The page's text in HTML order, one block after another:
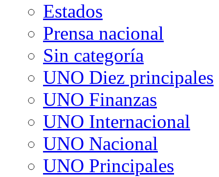
Estados
Prensa nacional
Sin categoría
UNO Diez principales
UNO Finanzas
UNO Internacional
UNO Nacional
UNO Principales